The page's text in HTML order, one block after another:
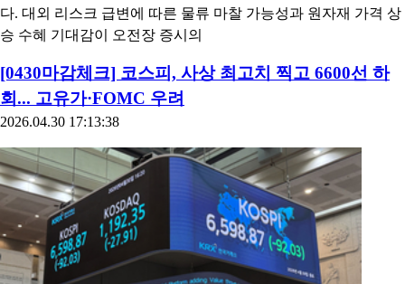
다. 대외 리스크 급변에 따른 물류 마찰 가능성과 원자재 가격 상
승 수혜 기대감이 오전장 증시의
[0430마감체크] 코스피, 사상 최고치 찍고 6600선 하
회... 고유가·FOMC 우려
2026.04.30 17:13:38